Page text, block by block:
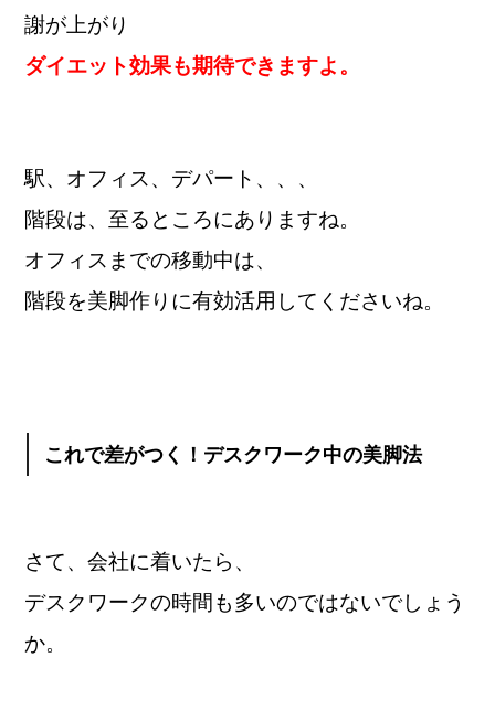
謝が上がり
ダイエット効果も期待できますよ。
駅、オフィス、デパート、、、
階段は、至るところにありますね。
オフィスまでの移動中は、
階段を美脚作りに有効活用してくださいね。
これで差がつく！デスクワーク中の美脚法
さて、会社に着いたら、
デスクワークの時間も多いのではないでしょう
か。